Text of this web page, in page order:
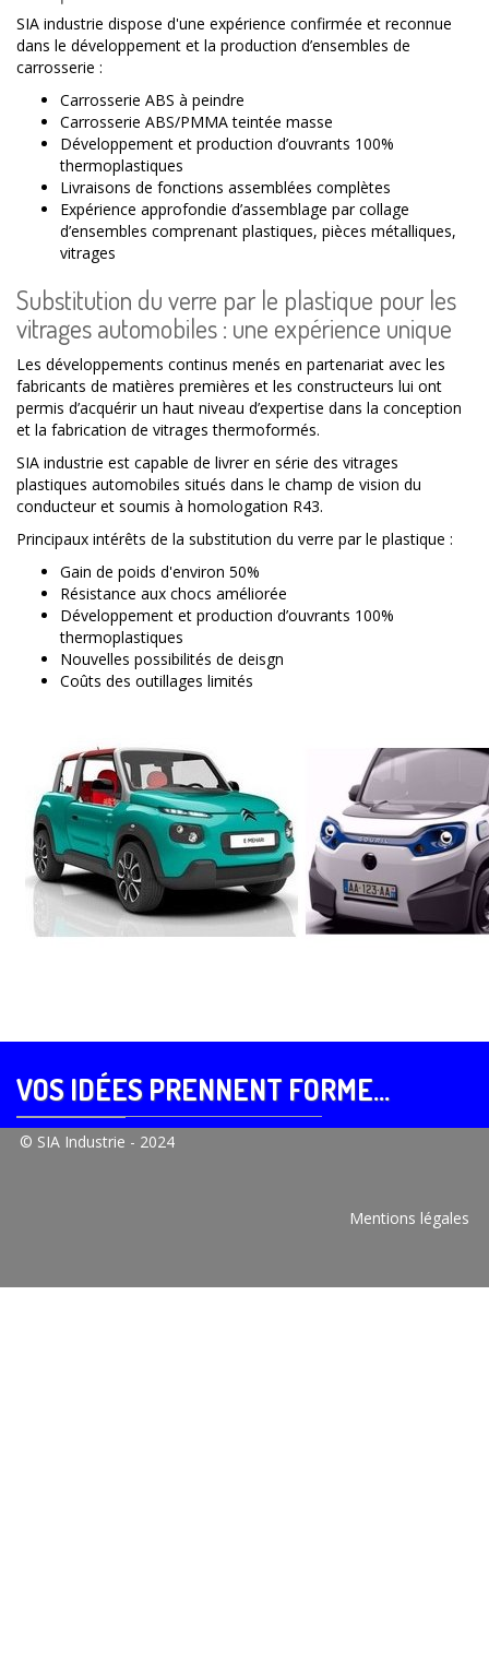
SIA industrie dispose d'une expérience confirmée et reconnue
dans le développement et la production d’ensembles de
carrosserie :
Carrosserie ABS à peindre
Carrosserie ABS/PMMA teintée masse
Développement et production d’ouvrants 100%
thermoplastiques
Livraisons de fonctions assemblées complètes
Expérience approfondie d’assemblage par collage
d’ensembles comprenant plastiques, pièces métalliques,
vitrages
Substitution du verre par le plastique pour les
vitrages automobiles : une expérience unique
Les développements continus menés en partenariat avec les
fabricants de matières premières et les constructeurs lui ont
permis d’acquérir un haut niveau d’expertise dans la conception
et la fabrication de vitrages thermoformés.
SIA industrie est capable de livrer en série des vitrages
plastiques automobiles situés dans le champ de vision du
conducteur et soumis à homologation R43.
Principaux intérêts de la substitution du verre par le plastique :
Gain de poids d'environ 50%
Résistance aux chocs améliorée
Développement et production d’ouvrants 100%
thermoplastiques
Nouvelles possibilités de deisgn
Coûts des outillages limités
VOS IDÉES PRENNENT FORME...
© SIA Industrie - 2024
Mentions légales